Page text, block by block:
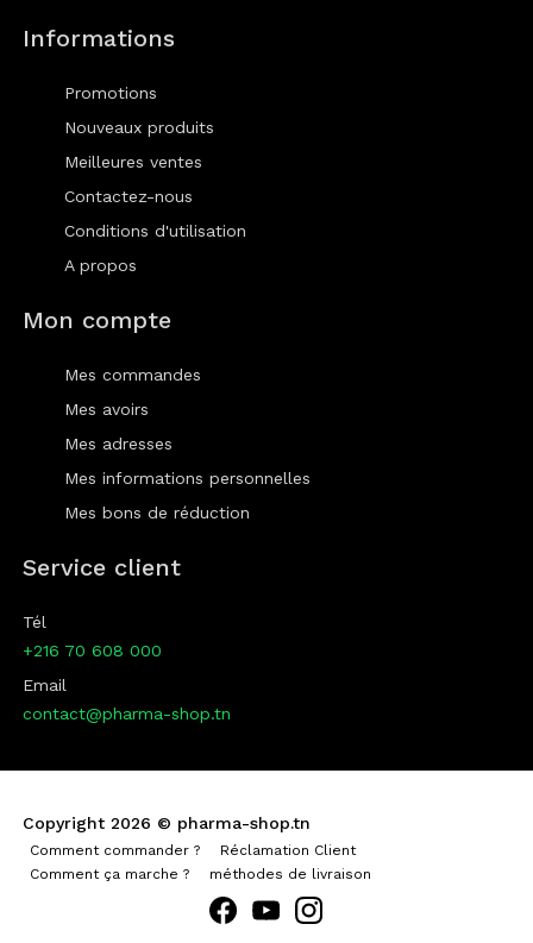
Informations
Promotions
Nouveaux produits
Meilleures ventes
Contactez-nous
Conditions d'utilisation
A propos
Mon compte
Mes commandes
Mes avoirs
Mes adresses
Mes informations personnelles
Mes bons de réduction
Service client
Tél
+216 70 608 000
Email
contact@pharma-shop.tn
Copyright 2026 © pharma-shop.tn
Comment commander ?
Réclamation Client
Comment ça marche ?
méthodes de livraison